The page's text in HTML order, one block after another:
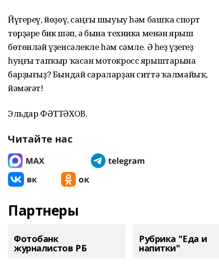
Йүгереү, йөҙөү, саңғы шыуыу һәм башҡа спорт
төрҙәре бик шәп, ә бына техника менән ярыш
бөтөнләй үҙенсәлекле һәм сәмле. Ә һеҙ үҙегеҙ
һуңғы тапҡыр ҡасан мотокросс ярыштарына
барҙығыҙ? Бындай сараларҙан ситтә ҡалмайыҡ,
йәмәғәт!
Эльдар ФӘТТӘХОВ.
Читайте нас
Партнеры
Фотобанк
журналистов РБ
Рубрика "Еда и
напитки"